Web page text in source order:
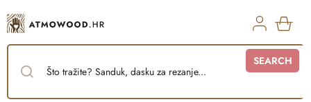
to
content
SEARCH